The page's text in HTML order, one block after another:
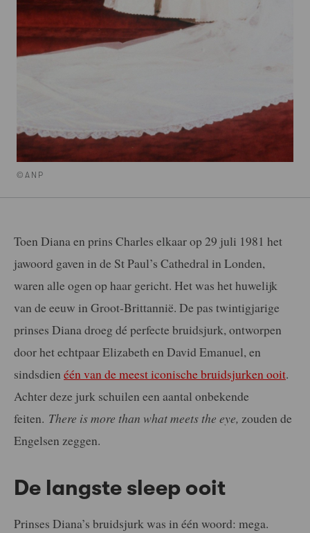
©ANP
Toen Diana en prins Charles elkaar op 29 juli 1981 het
jawoord gaven in de St Paul’s Cathedral in Londen,
waren alle ogen op haar gericht. Het was het huwelijk
van de eeuw in Groot-Brittannië. De pas twintigjarige
prinses Diana droeg dé perfecte bruidsjurk, ontworpen
door het echtpaar Elizabeth en David Emanuel, en
sindsdien één van de meest iconische bruidsjurken ooit.
Achter deze jurk schuilen een aantal onbekende
feiten. There is more than what meets the eye, zouden de
Engelsen zeggen.
De langste sleep ooit
Prinses Diana’s bruidsjurk was in één woord: mega.